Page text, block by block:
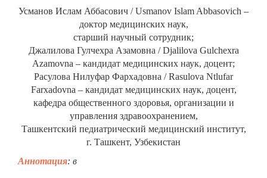
Усманов Ислам Аббасович / Usmanov Islam Abbasovich –
доктор медицинских наук,
старший научный сотрудник;
Джалилова Гулчехра Азамовна / Djalilova Gulchexra
Azamovna – кандидат медицинских наук, доцент;
Расулова Нилуфар Фархадовна / Rasulova Ntlufar
Farxadovna – кандидат медицинских наук, доцент,
кафедра общественного здоровья, организации и
управления здравоохранением,
Ташкентский педиатрический медицинский институт,
г. Ташкент, Узбекистан
Аннотация: в